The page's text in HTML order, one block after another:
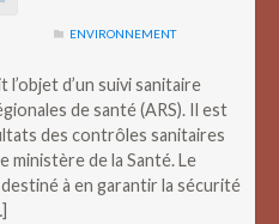
ENVIRONNEMENT
l’objet d’un suivi sanitaire
de santé (ARS). Il est
des contrôles sanitaires
ministère de la Santé. Le
à en garantir la sécurité